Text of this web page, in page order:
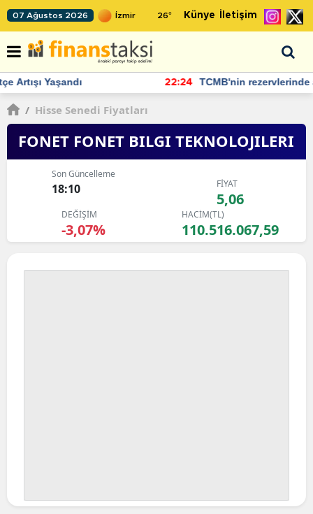
07 Ağustos 2026 26° Künye İletişim
22:24 TCMB'nin rezervlerinde artan momentum devam ediyor
/ Hisse Senedi Fiyatları
FONET FONET BILGI TEKNOLOJILERI
Son Güncelleme
18:10 FİYAT
5,06
DEĞİŞİM
-3,07%
HACİM(TL)
110.516.067,59